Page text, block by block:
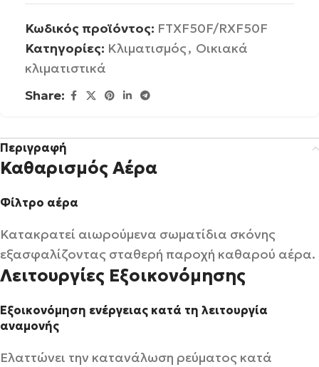
Κωδικός προϊόντος: FTXF50F/RXF50F
Κατηγορίες: Κλιματισμός, Οικιακά
κλιματιστικά
Share:
Περιγραφή
Καθαρισμός Αέρα
Φίλτρο αέρα
Κατακρατεί αιωρούμενα σωματίδια σκόνης
εξασφαλίζοντας σταθερή παροχή καθαρού αέρα.
Λειτουργίες Εξοικονόμησης
Εξοικονόμηση ενέργειας κατά τη λειτουργία
αναμονής
Ελαττώνει την κατανάλωση ρεύματος κατά